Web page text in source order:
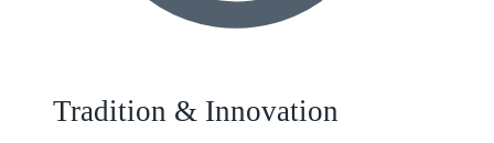
Tradition & Innovation